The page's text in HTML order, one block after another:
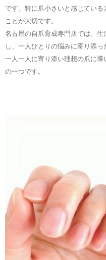
です。特に爪小さいと感じてい
ことが大切です。
名古屋の自爪育成専門店では、
し、一人ひとりの悩みに寄り添っ
一人一人に寄り添い理想の爪に
の一つです。